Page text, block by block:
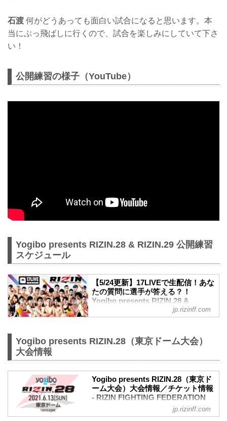
石渡 何がどうあっても面白い試合になると思います。本
当にぶっ飛ばしに行くので、試合を楽しみにしていて下さ
い！
公開練習の様子（YouTube）
Yogibo presents RIZIN.28 & RIZIN.29 公開練習
スケジュール
【5/24更新】17LIVEで生配信！あな
たの質問に選手が答える？！
Yogibo presents RIZIN.28 &
RIZIN.29 公開練習 - RIZIN
FIGHTING FEDERATION オフィシ
東京ドームで開催されるYogibo presents
阪で開催されるYogibo presents RIZIN.29
に出場する選手たちの公開練習を、
17LIVEで生配信することが決定！
公開練習の様子はRIZIN FF イチナナ公式
アカウントから生配信され、選手への質
疑応答も行われる予定だ！選手への質疑
応答の際には、ライブ配信中に寄せられ
jp.rizinff.com
Yogibo presents RIZIN.28（東京ドーム大会）
大会情報
Yogibo presents RIZIN.28（東京ド
ーム大会）大会情報／チケット情報
- RIZIN FIGHTING FEDERATION
jp.rizinff.com